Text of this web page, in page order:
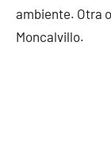
ambiente. Otra
Moncalvillo.